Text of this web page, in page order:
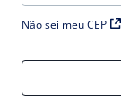
Não sei meu CEP